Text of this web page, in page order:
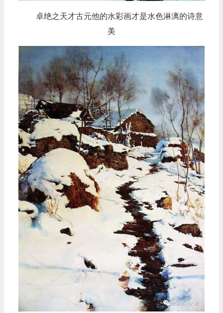
卓绝之天才古元他的水彩画才是水色淋漓的诗意
美